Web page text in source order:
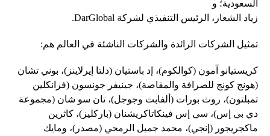
السعودية؛ و
زياد الشعار، الرئيس التنفيذي لشركة DarGlobal.
تمثيل الشركات الرائدة والشركات الناشئة في العالم هم:
كريستيانو آمون (كوالكوم)، إد باستيان (دلتا إيرلاينز)، بوني تشان
(هونج كونج للصرافة والمقاصة)، جينيفر جونسون (فرانكلين
تمبلتون)، روث بورات (ألفابت وجوجل)، تان سو شان (مجموعة
دي بي إس)، سي إس فينكاتاكريشنان (باركليز)، كاثرين
ماكجريجور (إنجي)، محمد جميل الرمحي (مصدر)، ومايك